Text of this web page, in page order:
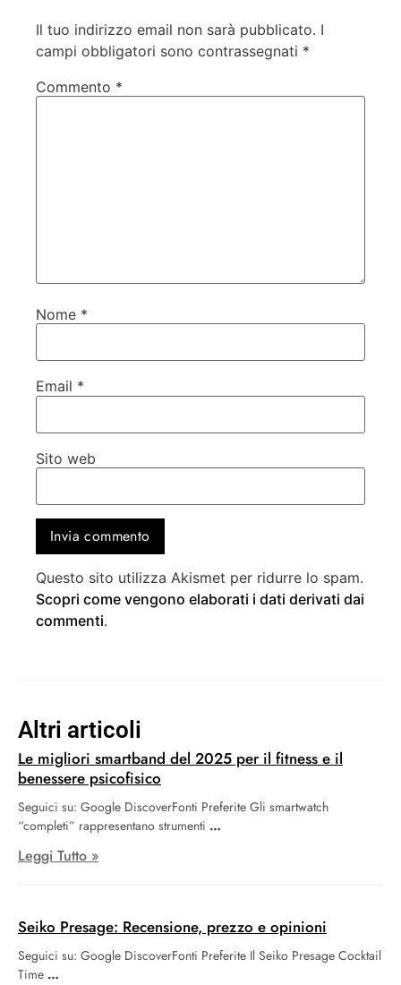
Altri articoli
Le migliori smartband del 2025 per il fitness e il
benessere psicofisico
Seguici su: Google DiscoverFonti Preferite Gli smartwatch
“completi” rappresentano strumenti
Leggi Tutto »
Seiko Presage: Recensione, prezzo e opinioni
Seguici su: Google DiscoverFonti Preferite Il Seiko Presage Cocktail
Time
Il tuo indirizzo email non sarà pubblicato. I
campi obbligatori sono contrassegnati *
Commento *
Nome *
Email *
Sito web
Questo sito utilizza Akismet per ridurre lo spam.
Scopri come vengono elaborati i dati derivati dai
commenti.